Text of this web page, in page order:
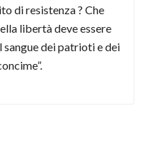
di resistenza ? Che
libertà deve essere
dei patrioti e dei